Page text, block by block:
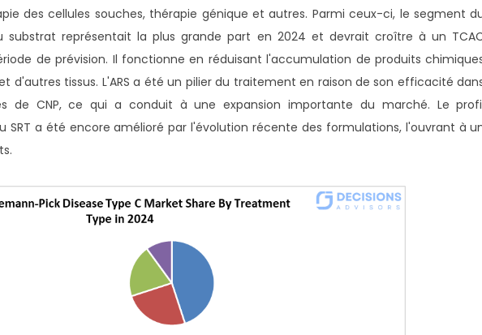
des cellules souches, thérapie génique et autres. Parmi ceux-ci, le segment
représentait la plus grande part en 2024 et devrait croître à un
de prévision. Il fonctionne en réduisant l'accumulation de produits
d'autres tissus. L'ARS a été un pilier du traitement en raison de son efficacité
de CNP, ce qui a conduit à une expansion importante du marché. Le
a été encore amélioré par l'évolution récente des formulations, l'ouvrant à